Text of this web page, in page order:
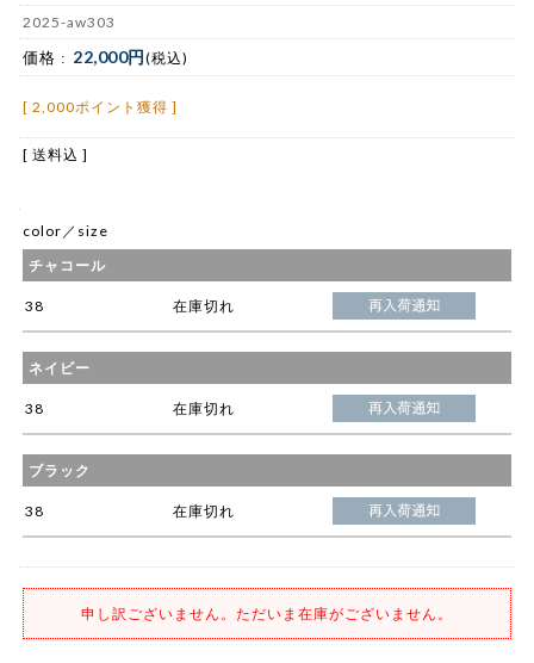
2025-aw303
価格 : 22,000円(税込)
[ 2,000ポイント獲得 ]
[ 送料込 ]
color／size
チャコール
38 在庫切れ
ネイビー
38 在庫切れ
ブラック
38 在庫切れ
申し訳ございません。ただいま在庫がございません。